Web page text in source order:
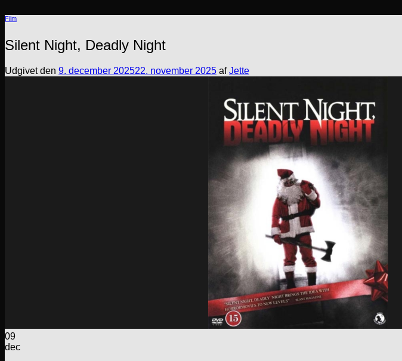
Film
Silent Night, Deadly Night
Udgivet den 9. december 202522. november 2025 afJette
09
dec